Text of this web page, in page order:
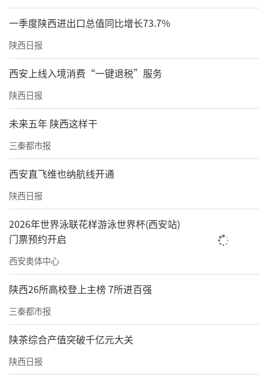
图为援乍得恩贾梅纳体育场项目
积极投身全球发展共同体建设，践行“一带一
路”倡议，国际业务拓展至45个国家和地区，
华山国际集团外籍员工占比高达86%，推动当
地就业与增收。圭亚那奥罗拉金矿30MWp扩容
光储项目、蒙古国原油管道、沙特阿美哈拉德
和武达西项目、乍得体育场馆等项目建成，为
促进区域经济繁荣发展贡献坚实力量。
以治为基，筑牢行稳致远硬支撑
将ESG理念深度嵌入公司治理架构。董事会中独
立董事占比55.56%，设立战略、审计等四大专
业委员会，形成“决策—管理—执行”三级ESG
治理闭环。创新“数智化供应商中台”，对1.3
万家供应链企业实施绿色准入与廉洁承诺管
理，平等保障中小企业款项支付。
清廉国企建设纵深推进，7户子企业获评陕西
举”“五维廉筑”等特色实践获全省推广。202
一季度陕西进出口总值同比增长73.7%
陕西日报
西安上线入境消费“一键退税”服务
陕西日报
未来五年 陕西这样干
三秦都市报
西安直飞维也纳航线开通
陕西日报
2026年世界泳联花样游泳世界杯(西安站)
门票预约开启
西安奥体中心
陕西26所高校登上主榜 7所进百强
三秦都市报
陕茶综合产值突破千亿元大关
陕西日报